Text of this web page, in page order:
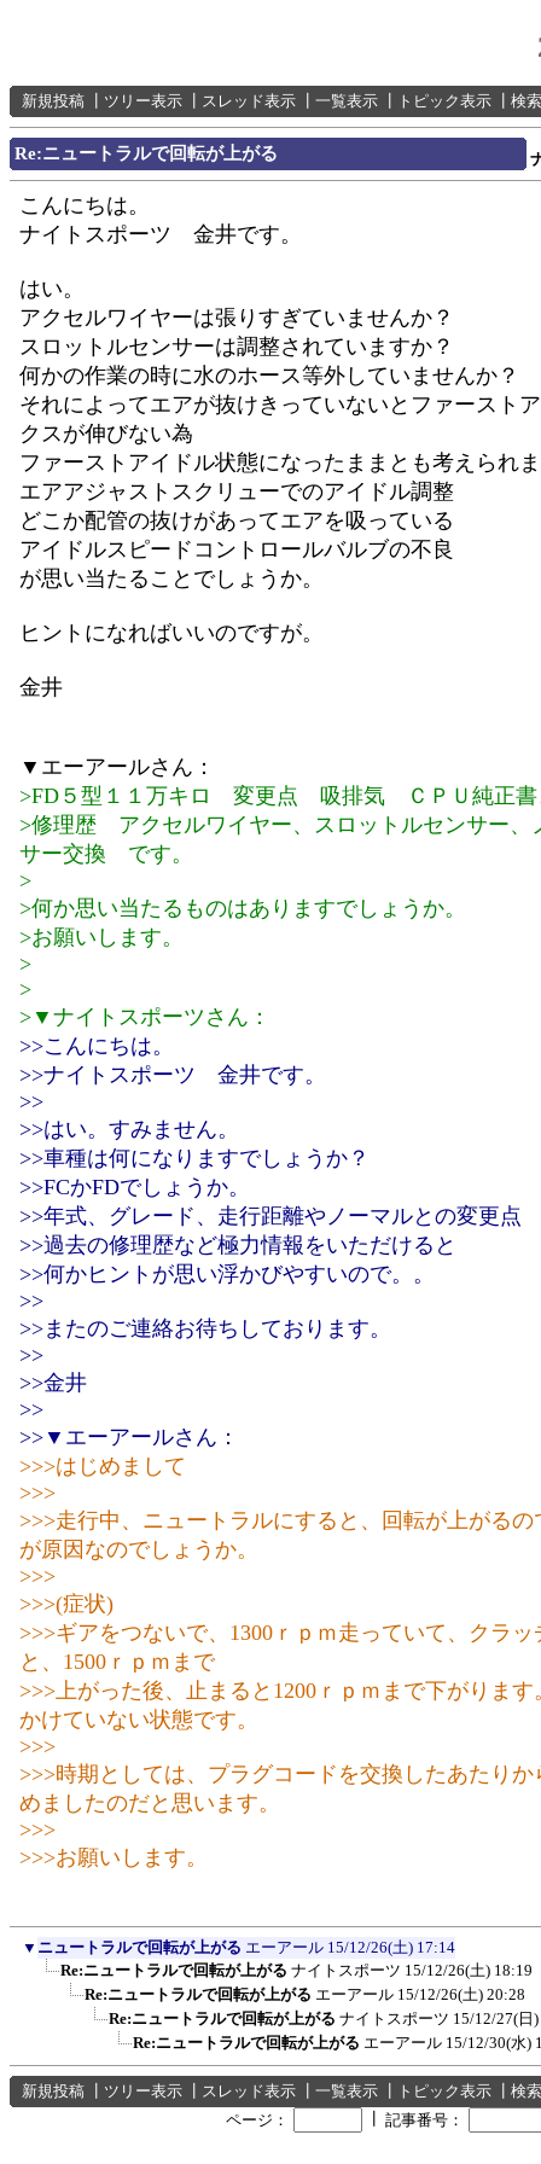
新規投稿 ツリー表示 スレッド表示 一覧表示 トピック表示 検索
Re:ニュートラルで回転が上がる
こんにちは。
ナイトスポーツ 金井です。
はい。
アクセルワイヤーは張りすぎていませんか？
スロットルセンサーは調整されていますか？
何かの作業の時に水のホース等外していませんか？
それによってエアが抜けきっていないとファースト
クスが伸びない為
ファーストアイドル状態になったままとも考えられ
エアアジャストスクリューでのアイドル調整
どこか配管の抜けがあってエアを吸っている
アイドルスピードコントロールバルブの不良
が思い当たることでしょうか。
ヒントになればいいのですが。
金井
▼エーアールさん：
>FD５型１１万キロ 変更点 吸排気 ＣＰＵ純正書
>修理歴 アクセルワイヤー、スロットルセンサー、
サー交換 です。
>
>何か思い当たるものはありますでしょうか。
>お願いします。
>
>
>▼ナイトスポーツさん：
>>こんにちは。
>>ナイトスポーツ 金井です。
>>
>>はい。すみません。
>>車種は何になりますでしょうか？
>>FCかFDでしょうか。
>>年式、グレード、走行距離やノーマルとの変更点
>>過去の修理歴など極力情報をいただけると
>>何かヒントが思い浮かびやすいので。。
>>
>>またのご連絡お待ちしております。
>>
>>金井
>>
>>▼エーアールさん：
>>>はじめまして
>>>
>>>走行中、ニュートラルにすると、回転が上がるの
が原因なのでしょうか。
>>>
>>>(症状)
>>>ギアをつないで、1300ｒｐｍ走っていて、クラッ
と、1500ｒｐｍまで
>>>上がった後、止まると1200ｒｐｍまで下がりま
かけていない状態です。
>>>
>>>時期としては、プラグコードを交換したあたりか
めましたのだと思います。
>>>
>>>お願いします。
▼ ニュートラルで回転が上がる エーアール 15/12/26(土) 17:14
Re:ニュートラルで回転が上がる ナイトスポーツ 15/12/26(土) 18:19
Re:ニュートラルで回転が上がる エーアール 15/12/26(土) 20:28
Re:ニュートラルで回転が上がる ナイトスポーツ 15/12/27(日
Re:ニュートラルで回転が上がる エーアール 15/12/30(水)
新規投稿 ツリー表示 スレッド表示 一覧表示 トピック表示
検索
ページ：
記事番号：